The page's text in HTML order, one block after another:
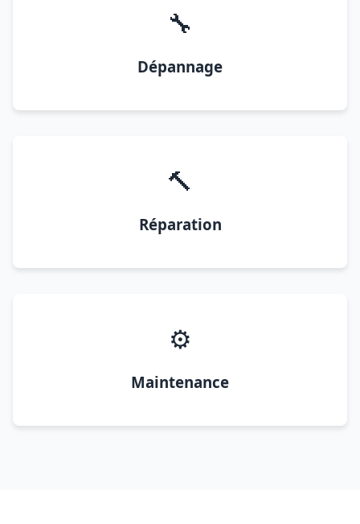
🔧
Dépannage
🔨
Réparation
⚙️
Maintenance